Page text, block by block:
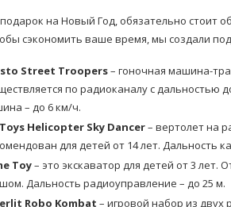
на Новый Год, обязательно стоит
сэкономить ваше время, мы создали
Street Troopers– гоночная машина-
по радиоканалу с дальностью
– до 6 км/ч.
Helicopter Sky Dancer– вертолет на
для детей от 14 лет. Дальность
Toy– это экскаватор для детей от 3
Дальность радиоуправление – до 25 м.
Robo Kombat – игровой набор из двух